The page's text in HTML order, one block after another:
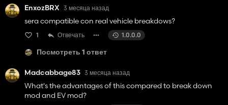
EnxozBRX 3 месяца назад
sera compatible con real vehicle breakdows?
1 Отвечать 1.0.0.0
Посмотреть 1 ответ
Madcabbage83 3 месяца назад
What's the advantages of this compared to break down
mod and EV mod?